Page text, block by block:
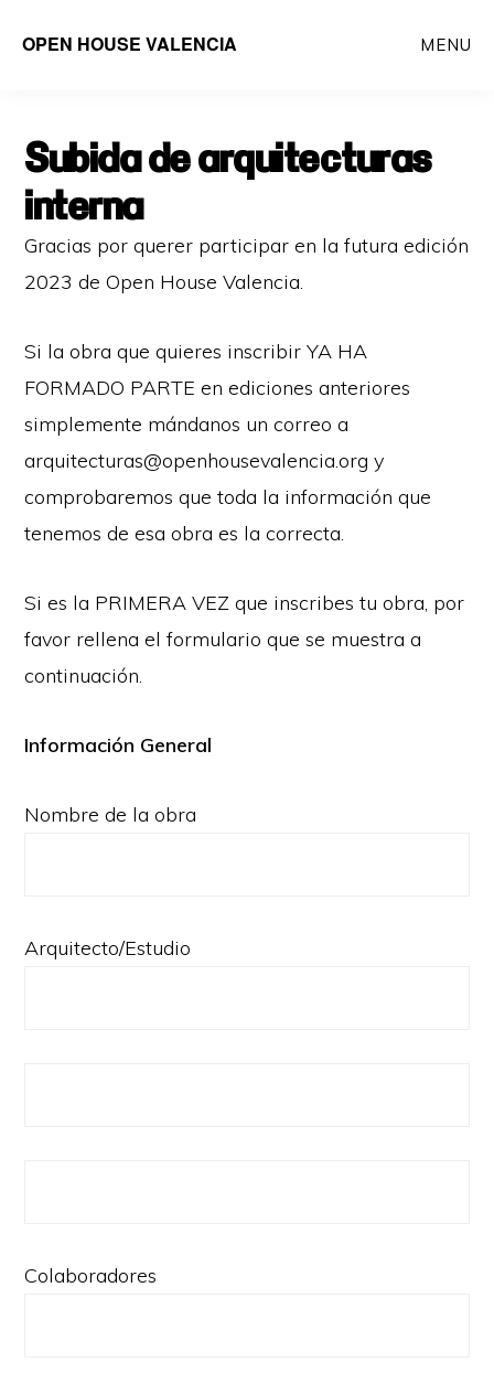
OPEN HOUSE VALENCIA MENU
Subida de arquitecturas
interna
Gracias por querer participar en la futura edición
2023 de Open House Valencia.
Si la obra que quieres inscribir YA HA
FORMADO PARTE en ediciones anteriores
simplemente mándanos un correo a
arquitecturas@openhousevalencia.org y
comprobaremos que toda la información que
tenemos de esa obra es la correcta.
Si es la PRIMERA VEZ que inscribes tu obra, por
favor rellena el formulario que se muestra a
continuación.
Información General
Nombre de la obra
Arquitecto/Estudio
Colaboradores